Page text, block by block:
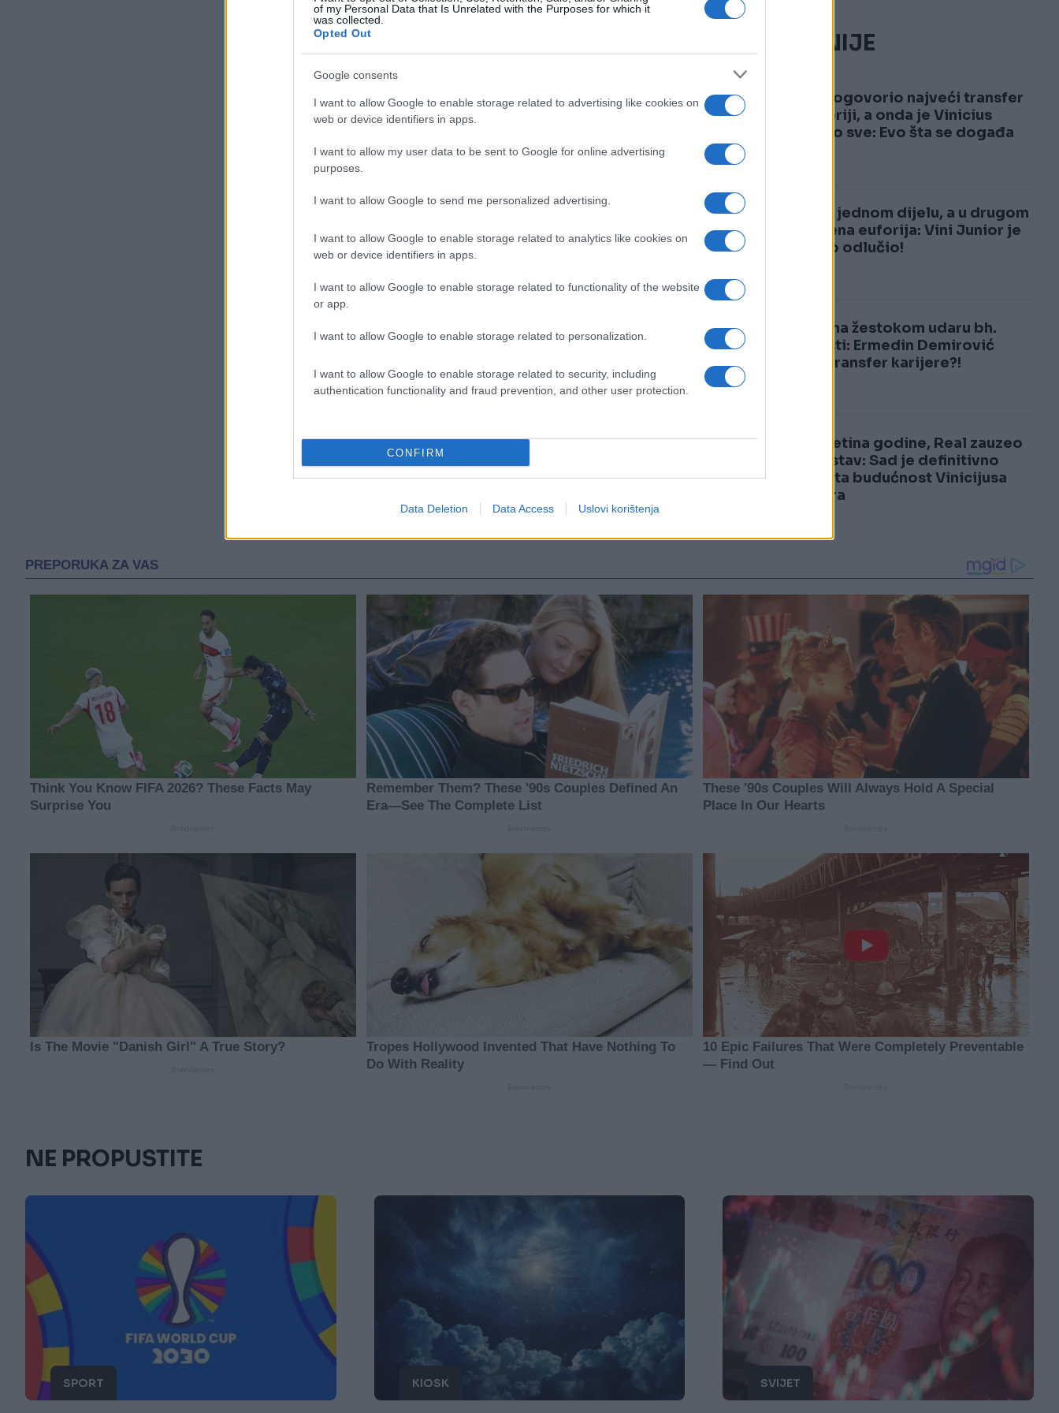
of my Personal Data that Is Unrelated with the Purposes for which it
was collected.
Opted Out
Google consents
I want to allow Google to enable storage related to advertising like cookies on
web or device identifiers in apps.
I want to allow my user data to be sent to Google for online advertising
purposes.
I want to allow Google to send me personalized advertising.
I want to allow Google to enable storage related to analytics like cookies on
web or device identifiers in apps.
I want to allow Google to enable storage related to functionality of the website
or app.
I want to allow Google to enable storage related to personalization.
I want to allow Google to enable storage related to security, including
authentication functionality and fraud prevention, and other user protection.
CONFIRM
Data Deletion Data Access Uslovi korištenja
NAJČITANIJE
1
Real dogovorio najveći transfer
u historiji, a onda je Vinicius
šokirao sve: Evo šta se događa
2
Tuga u jednom dijelu, a u drugom
neviđena euforija: Vini Junior je
upravo odlučio!
3
Bio je na žestokom udaru bh.
javnosti: Ermedin Demirović
pravi transfer karijere?!
4
Bombetina godine, Real zauzeo
jasan stav: Sad je definitivno
poznata budućnost Vinicijusa
Juniora
NE PROPUSTITE
SPORT KIOSK SVIJET